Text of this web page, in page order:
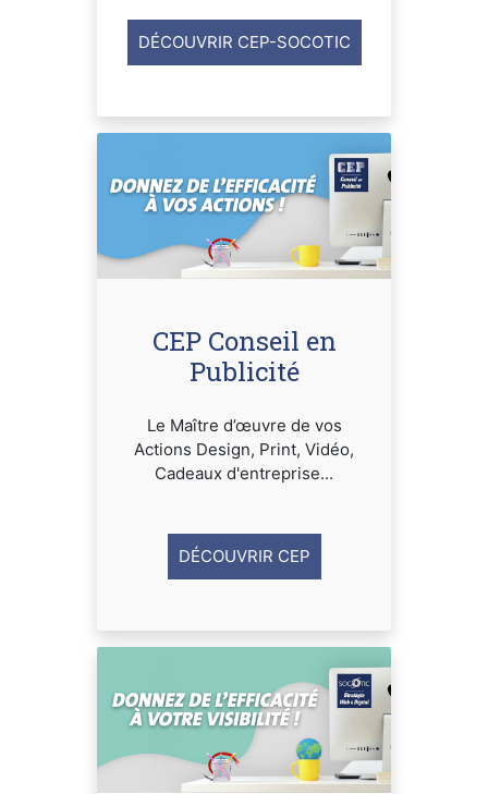
DÉCOUVRIR CEP-SOCOTIC
CEP Conseil en
Publicité
Le Maître d’œuvre de vos
Actions Design, Print, Vidéo,
Cadeaux d'entreprise...
DÉCOUVRIR CEP